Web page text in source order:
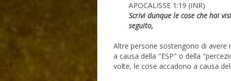
APOCALISSE 1:19 (INR)
Scrivi dunque le cose che hai
seguito,
Altre persone sostengono di
a causa della "ESP" o della
volte, le cose accadono a causa